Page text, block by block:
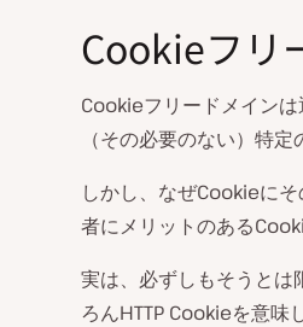
Cookieフリ
Cookieフリードメイン
（その必要のない）特
しかし、なぜCookieに
者にメリットのある
実は、必ずしもそうと
ろんHTTP Cookieを意味